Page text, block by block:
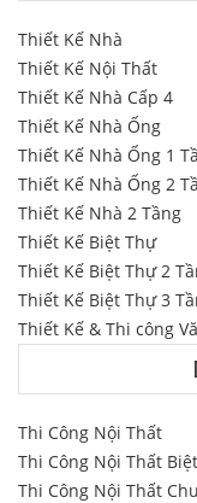
Thiết Kế Nhà
Thiết Kế Nội Thất
Thiết Kế Nhà Cấp 4
Thiết Kế Nhà Ống
Thiết Kế Nhà Ống 1
Thiết Kế Nhà Ống 2
Thiết Kế Nhà 2 Tầng
Thiết Kế Biệt Thự
Thiết Kế Biệt Thự 2
Thiết Kế Biệt Thự 3
Thiết Kế & Thi công
Thi Công Nội Thất
Thi Công Nội Thất
Thi Công Nội Thất